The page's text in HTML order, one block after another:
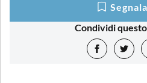
Condividi